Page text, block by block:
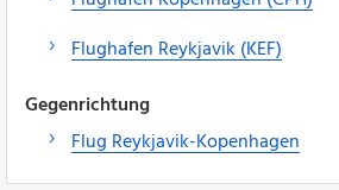
Flughafen Reykjavik (KEF)
Gegenrichtung
Flug Reykjavik-Kopenhagen